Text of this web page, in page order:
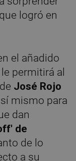
logró en
el añadido
le permitirá al
José Rojo
mismo para
dan
de
de lo
a su